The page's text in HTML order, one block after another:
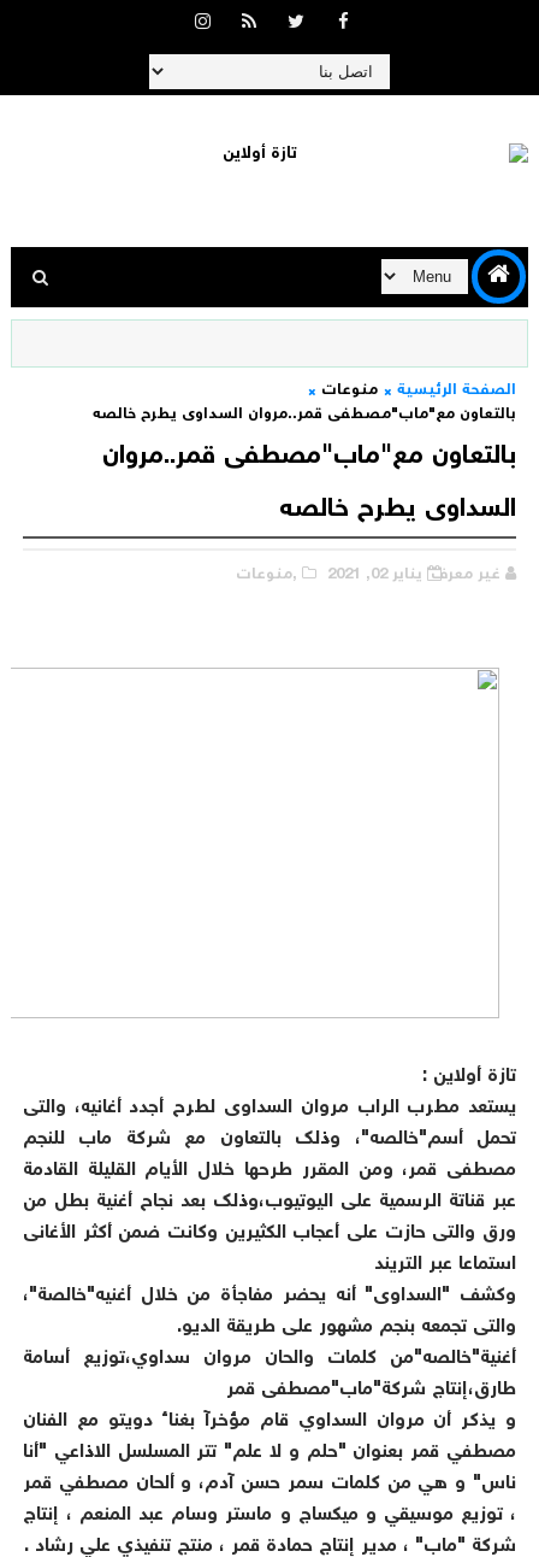
الصفحة الرئيسية
منوعات
بالتعاون مع"ماب"مصطفى قمر..مروان السداوى يطرح خالصه
بالتعاون مع"ماب"مصطفى قمر..مروان
السداوى يطرح خالصه
غير معرف يناير 02, 2021 ,منوعات
تازة أولاين :
يستعد مطرب الراب مروان السداوى لطرح أجدد أغانيه، والتى
تحمل أسم"خالصه"، وذلك بالتعاون مع شركة ماب للنجم
مصطفى قمر، ومن المقرر طرحها خلال الأيام القليلة القادمة
عبر قناتة الرسمية على اليوتيوب،وذلك بعد نجاح أغنية بطل من
ورق والتى حازت على أعجاب الكثيرين وكانت ضمن أكثر الأغانى
استماعا عبر التريند
وكشف "السداوى" أنه يحضر مفاجأة من خلال أغنيه"خالصة"،
والتى تجمعه بنجم مشهور على طريقة الديو.
أغنية"خالصه"من كلمات والحان مروان سداوي،توزيع أسامة
طارق،إنتاج شركة"ماب"مصطفى قمر
و يذكر أن مروان السداوي قام مؤخرآ بغناء دويتو مع الفنان
مصطفي قمر بعنوان "حلم و لا علم" تتر المسلسل الاذاعي "أنا
ناس" و هي من كلمات سمر حسن آدم، و ألحان مصطفي قمر
، توزيع موسيقي و ميكساج و ماستر وسام عبد المنعم ، إنتاج
شركة "ماب" ، مدير إنتاج حمادة قمر ، منتج تنفيذي علي رشاد .